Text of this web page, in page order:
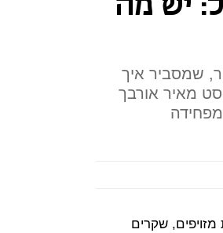
שמסביר איך
מאיר אורבך
שקרים